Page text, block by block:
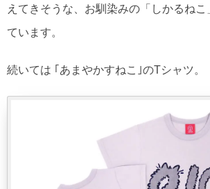
えてきそうな、お馴染みの「しかるね
ています。
続いては ｢あまやかすねこ｣のTシャツ。